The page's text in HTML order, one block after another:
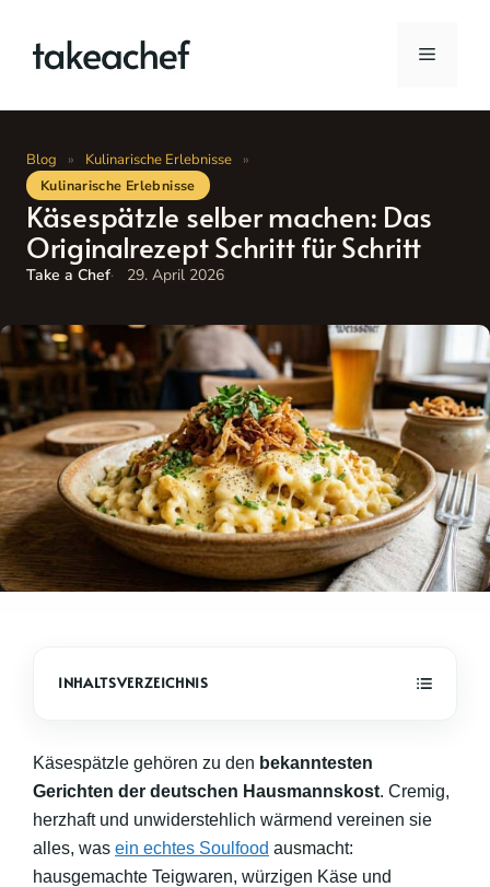
Inhalt
springen
Menü
Blog » Kulinarische Erlebnisse »
Kulinarische Erlebnisse
Käsespätzle selber machen: Das
Originalrezept Schritt für Schritt
Take a Chef 29. April 2026
Käsespätzle gehören zu den bekanntesten
Gerichten der deutschen Hausmannskost. Cremig,
herzhaft und unwiderstehlich wärmend vereinen sie
alles, was ein echtes Soulfood ausmacht:
hausgemachte Teigwaren, würzigen Käse und